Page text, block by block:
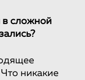
в сложной
никакие